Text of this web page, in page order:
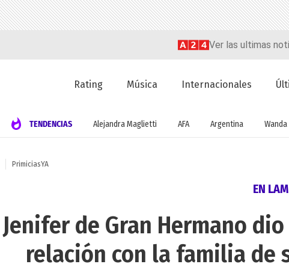
Ver las ultimas
Rating Música Internacionales
TENDENCIAS Alejandra Maglietti AFA Argentina
PrimiciasYA
EN LAM
Jenifer de Gran Hermano
relación con la familia de